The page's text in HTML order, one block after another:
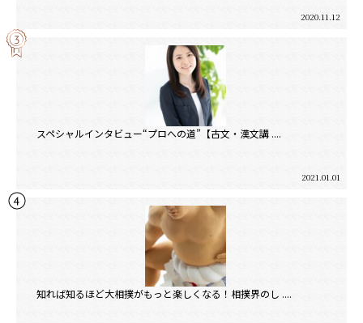
2020.11.12
スペシャルインタビュー“プロへの道”【古文・漢文講 ....
2021.01.01
知れば知るほど大相撲がもっと楽しくなる！相撲界のし ....